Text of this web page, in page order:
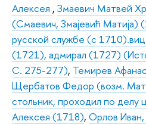
Алексея , Змаевич Матвей
(Смаевич, Змаjевић Maтиja)
русской службе (с
(1721), адмирал (1727)
С. 275-277), Темирев
Щербатов Федор (возм.
стольник, проходил по делу
Алексея (1718), Орлов